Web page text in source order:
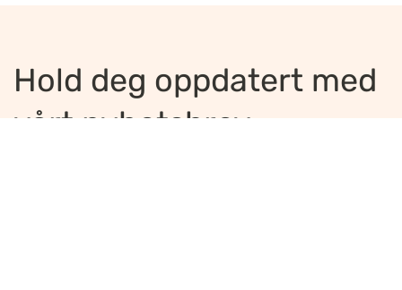
Hold deg oppdatert med
vårt nyhetsbrev